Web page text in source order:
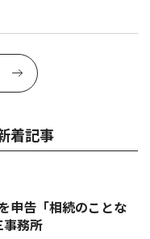
着記事
申告「相続のことな
事務所